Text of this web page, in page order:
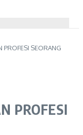
PROFESI SEORANG
PROFESI